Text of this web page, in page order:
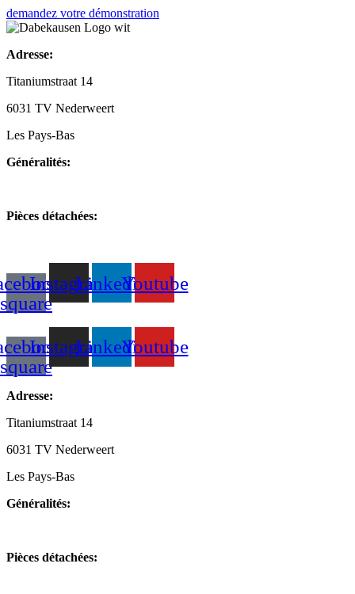
demandez votre démonstration
Adresse:
Titaniumstraat 14
6031 TV Nederweert
Les Pays-Bas
Généralités:
Pièces détachées:
square
InstagramLinkedinYoutube
square
InstagramLinkedinYoutube
Adresse:
Titaniumstraat 14
6031 TV Nederweert
Les Pays-Bas
Généralités:
Pièces détachées: